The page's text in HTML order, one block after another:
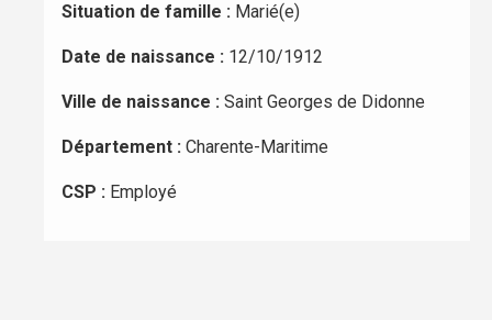
Situation de famille : Marié(e)
Date de naissance : 12/10/1912
Ville de naissance : Saint Georges de Didonne
Département : Charente-Maritime
CSP : Employé